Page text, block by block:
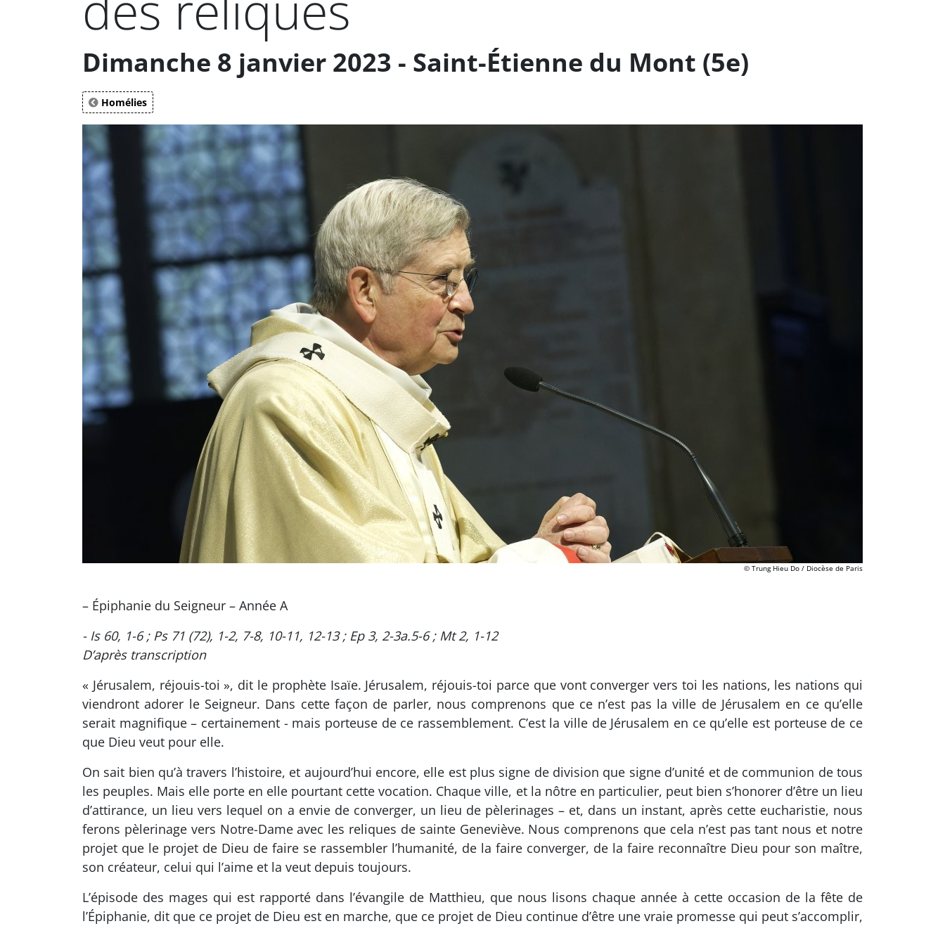
Dimanche 8 janvier 2023 - Saint-Étienne du Mont (5e)
Homélies
© Trung Hieu Do / Diocèse de Paris
– Épiphanie du Seigneur – Année A
- Is 60, 1-6 ; Ps 71 (72), 1-2, 7-8, 10-11, 12-13 ; Ep 3, 2-3a.5-6 ; Mt 2, 1-12
D’après transcription
« Jérusalem, réjouis-toi », dit le prophète Isaïe. Jérusalem, réjouis-toi parce que vont converger vers toi les nations, les nations qui
viendront adorer le Seigneur. Dans cette façon de parler, nous comprenons que ce n’est pas la ville de Jérusalem en ce qu’elle
serait magnifique – certainement - mais porteuse de ce rassemblement. C’est la ville de Jérusalem en ce qu’elle est porteuse de ce
que Dieu veut pour elle.
On sait bien qu’à travers l’histoire, et aujourd’hui encore, elle est plus signe de division que signe d’unité et de communion de tous
les peuples. Mais elle porte en elle pourtant cette vocation. Chaque ville, et la nôtre en particulier, peut bien s’honorer d’être un lieu
d’attirance, un lieu vers lequel on a envie de converger, un lieu de pèlerinages – et, dans un instant, après cette eucharistie, nous
ferons pèlerinage vers Notre-Dame avec les reliques de sainte Geneviève. Nous comprenons que cela n’est pas tant nous et notre
projet que le projet de Dieu de faire se rassembler l’humanité, de la faire converger, de la faire reconnaître Dieu pour son maître,
son créateur, celui qui l’aime et la veut depuis toujours.
L’épisode des mages qui est rapporté dans l’évangile de Matthieu, que nous lisons chaque année à cette occasion de la fête de
l’Épiphanie, dit que ce projet de Dieu est en marche, que ce projet de Dieu continue d’être une vraie promesse qui peut s’accomplir,